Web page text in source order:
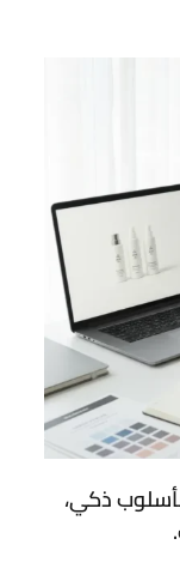
ذكي،